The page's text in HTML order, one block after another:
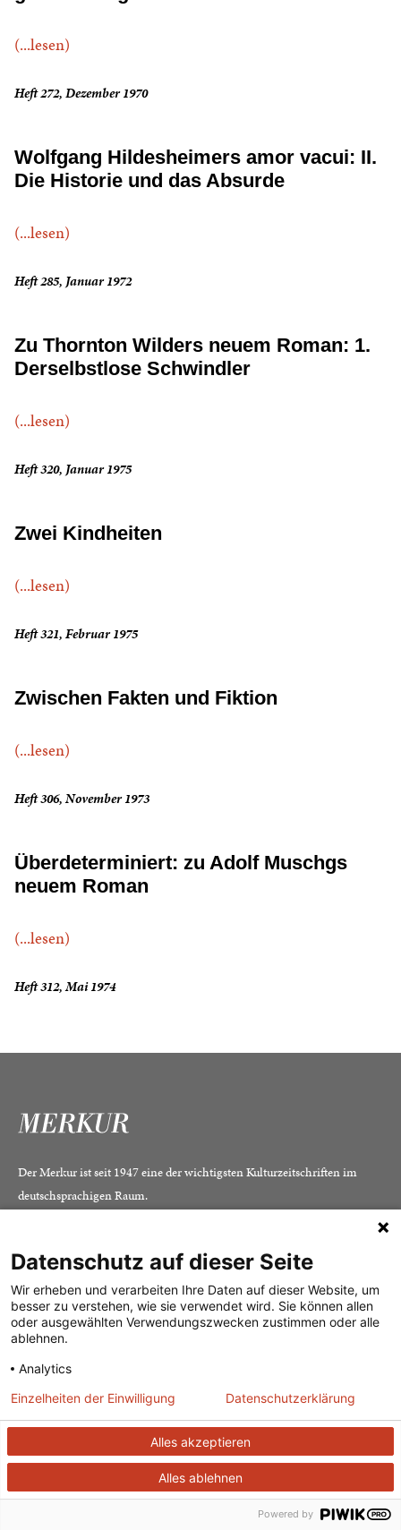
(...lesen)
Heft 272, Dezember 1970
Wolfgang Hildesheimers amor vacui: II.
Die Historie und das Absurde
(...lesen)
Heft 285, Januar 1972
Zu Thornton Wilders neuem Roman: 1.
Derselbstlose Schwindler
(...lesen)
Heft 320, Januar 1975
Zwei Kindheiten
(...lesen)
Heft 321, Februar 1975
Zwischen Fakten und Fiktion
(...lesen)
Heft 306, November 1973
Überdeterminiert: zu Adolf Muschgs
neuem Roman
(...lesen)
Heft 312, Mai 1974
Der Merkur ist seit 1947 eine der wichtigsten Kulturzeitschriften im
deutschsprachigen Raum.
DER MERKUR
Was ist der Merkur?
Herausgeber /
ABONNEMENT
Alle Abos im Überblick
Probe-Abo
Studierenden-Abo
Abo kündigen
Vertrag widerrufen
SERVICE
Impressum
Kontakt
Datenschutz auf dieser Seite
Wir erheben und verarbeiten Ihre Daten auf dieser Website, um
besser zu verstehen, wie sie verwendet wird. Sie können allen
oder ausgewählten Verwendungszwecken zustimmen oder alle
ablehnen.
Analytics
Alles akzeptieren
Alles ablehnen
Einzelheiten der Einwilligung Datenschutzerklärung
Powered by